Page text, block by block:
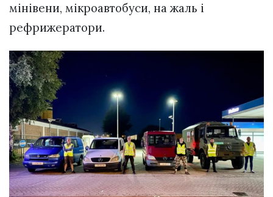
мінівени, мікроавтобуси, на жаль і
рефрижератори.